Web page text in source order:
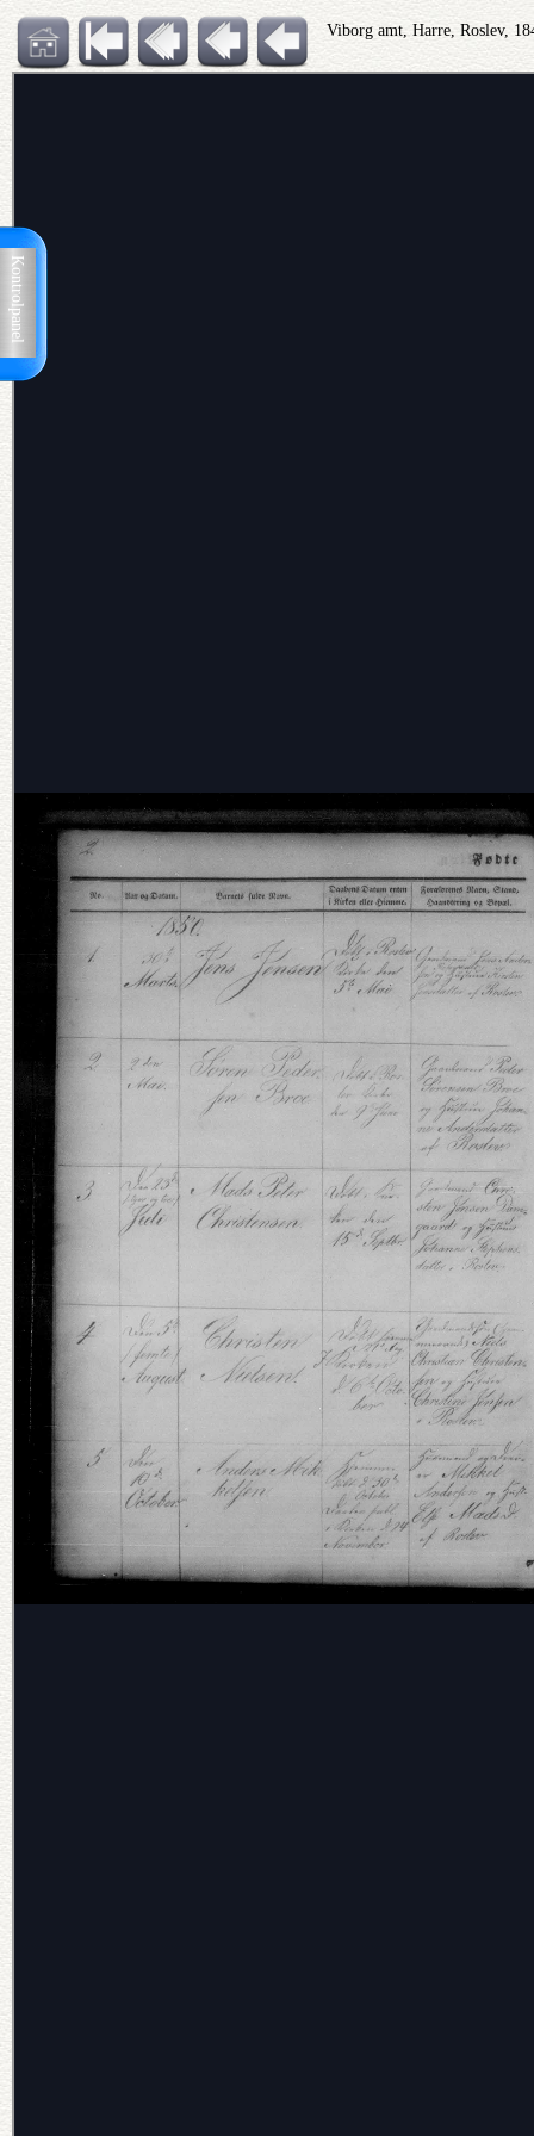
Kontrolpanel
Viborg amt, Harre, Roslev,